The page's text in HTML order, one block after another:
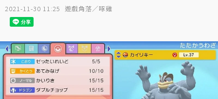
2021-11-30 11:25 遊戲角落／啄雞